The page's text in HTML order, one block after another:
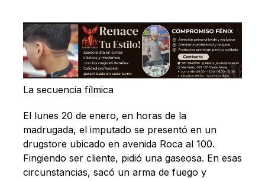
La secuencia fílmica
El lunes 20 de enero, en horas de la
madrugada, el imputado se presentó en un
drugstore ubicado en avenida Roca al 100.
Fingiendo ser cliente, pidió una gaseosa. En esas
circunstancias, sacó un arma de fuego y